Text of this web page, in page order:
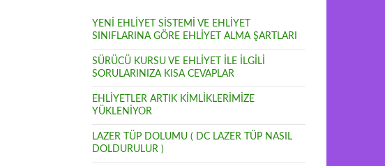
YENİ EHLİYET SİSTEMİ VE EHLİYET
SINIFLARINA GÖRE EHLİYET ALMA ŞARTLARI
SÜRÜCÜ KURSU VE EHLİYET İLE İLGİLİ
SORULARINIZA KISA CEVAPLAR
EHLİYETLER ARTIK KİMLİKLERİMİZE
YÜKLENİYOR
LAZER TÜP DOLUMU ( DC LAZER TÜP NASIL
DOLDURULUR )